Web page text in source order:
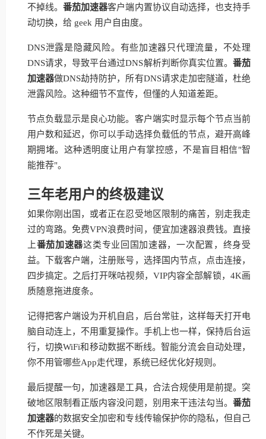
不掉线。番茄加速器客户端内置协议自动选择，也支持手
动切换，给 geek 用户自由度。
DNS泄露是隐藏风险。有些加速器只代理流量，不处理
DNS请求，导致平台通过DNS解析判断你真实位置。 番茄
加速器做DNS劫持防护，所有DNS请求走加密隧道，杜绝
泄露风险。这种细节不宣传，但懂的人知道差距。
节点负载显示是良心功能。客户端实时显示每个节点当前
用户数和延迟，你可以手动选择负载低的节点，避开高峰
期拥堵。这种透明度让用户有掌控感，不是盲目相信"智
能推荐"。
三年老用户的终极建议
如果你刚出国，或者正在忍受地区限制的痛苦，别走我走
过的弯路。免费VPN浪费时间，便宜加速器浪费钱。直接
上番茄加速器这类专业回国加速器，一次配置，终身受
益。下载客户端，注册账号，选择国内节点，点击连接，
四步搞定。之后打开咪咕视频，VIP内容全部解锁，4K画
质随意拖进度条。
记得把客户端设为开机自启，后台常驻，这样每天打开电
脑自动连上，不用重复操作。手机上也一样，保持后台运
行，切换WiFi和移动数据不断线。智能分流会自动处理，
你不用管哪些App走代理，系统已经优化好规则。
最后提醒一句，加速器是工具，合法合规使用是前提。突
破地区限制看正版内容没问题，别用来干违法勾当。 番茄
加速器的数据安全加密和专线传输保护你的隐私，但自己
不作死是关键。